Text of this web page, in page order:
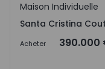
Santa Cristina
Maison Individuelle
Santa Cristina
Acheter 390.000